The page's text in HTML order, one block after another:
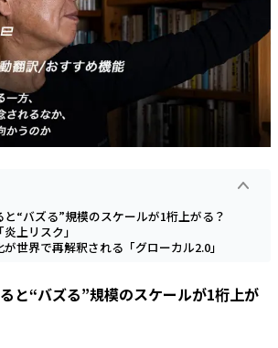
“バズる”規模のスケールが1桁上がる？
上リスク」
世界で再解釈される「グローカル2.0」
と“バズる”規模のスケールが1桁上が